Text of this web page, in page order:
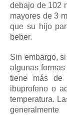
debajo de 102
mayores de 3
que su hijo
beber.
Sin embargo,
algunas
tiene más de
ibuprofeno o
temperatura.